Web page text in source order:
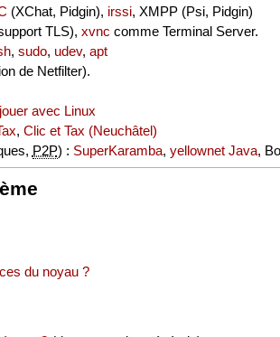
(XChat, Pidgin), irssi, XMPP (Psi, Pidgin)
TLS), xvnc comme Terminal Server.
, sudo, udev, apt
de Netfilter).
avec Linux
, Clic et Tax (Neuchâtel)
P2P) : SuperKaramba, yellownet Java,
du noyau ?